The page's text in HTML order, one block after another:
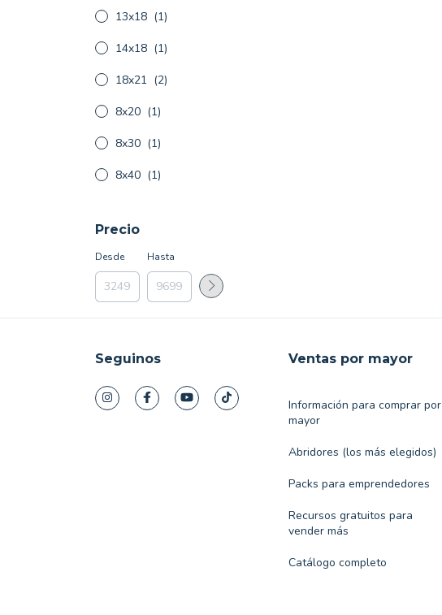
13x18 (1)
14x18 (1)
18x21 (2)
8x20 (1)
8x30 (1)
8x40 (1)
Precio
Desde Hasta
Seguinos Ventas por mayor
Información para comprar por
mayor
Abridores (los más elegidos)
Packs para emprendedores
Recursos gratuitos para
vender más
Catálogo completo